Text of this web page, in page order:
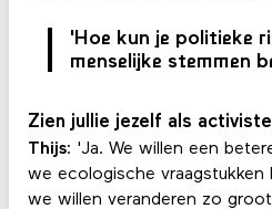
'Hoe kun je politieke
menselijke stemmen
Zien jullie jezelf als
Thijs: 'Ja. We willen een
we ecologische vraagstukken
we willen veranderen zo